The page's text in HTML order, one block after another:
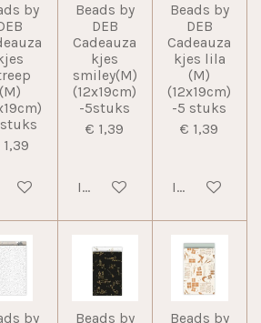
by
(M)
Beads by
DEB
Cadeauza
kjes
smiley(M)
(12x19cm)
-5stuks
€ 1,39
In winkelwagen
Beads by
DEB
Cadeauza
kjes lila
(M)
(12x19cm)
-5 stuks
€ 1,39
In
by
Beads by
Beads by